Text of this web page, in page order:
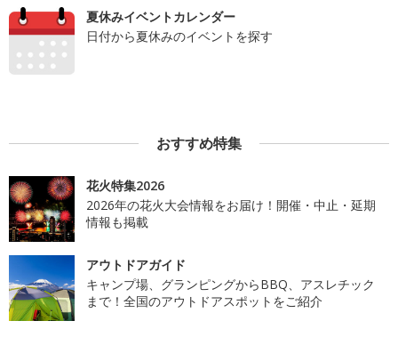
夏休みイベントカレンダー
日付から夏休みのイベントを探す
おすすめ特集
花火特集2026
2026年の花火大会情報をお届け！開催・中止・延期
情報も掲載
アウトドアガイド
キャンプ場、グランピングからBBQ、アスレチック
まで！全国のアウトドアスポットをご紹介